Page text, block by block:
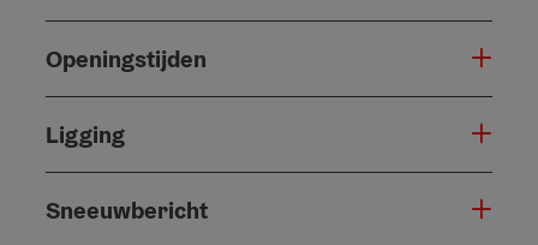
Openingstijden
Ligging
Sneeuwbericht